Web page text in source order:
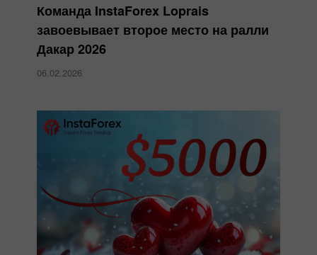
Команда InstaForex Loprais
завоевывает второе место на ралли
Дакар 2026
06.02.2026